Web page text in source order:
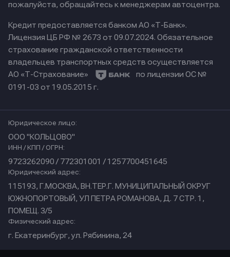
пожалуйста, обращайтесь к менеджерам автоцентра.
Кредит предоставляется банком АО «Т-Банк».
Лицензия ЦБ РФ № 2673 от 09.07.2024. Обязательное
страхование гражданской ответственности
владельцев транспортных средств осуществляется
АО «Т-Страхование»
по лицензии ОС №
0191-03 от 19.05.2015 г.
Юридическое лицо:
ООО "КОЛЬЦОВО"
ИНН / КПП / ОГРН:
9723262090 / 772301001 / 1257700451645
Юридический адрес:
115193, Г.МОСКВА, ВН.ТЕР.Г. МУНИЦИПАЛЬНЫЙ ОКРУГ
ЮЖНОПОРТОВЫЙ, УЛ ПЕТРА РОМАНОВА, Д. 7 СТР. 1,
ПОМЕЩ. 3/5
Физический адрес:
г. Екатеринбург, ул. Рябинина, 24